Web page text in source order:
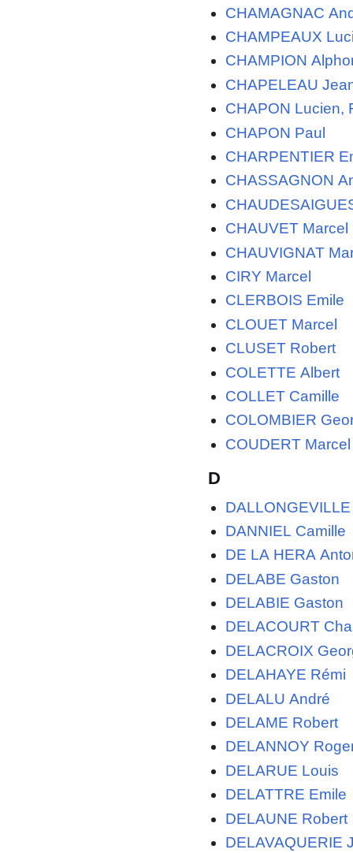
CHAMAGNAC
CHAMPEAUX
CHAMPION
CHAPELEAU
CHAPON Lucien,
CHAPON Paul
CHARPENTIER
CHASSAGNON
CHAUVET Marcel
CHAUVIGNAT
CIRY Marcel
CLERBOIS Emile
CLOUET Marcel
CLUSET Robert
COLETTE Albert
COLLET Camille
COLOMBIER
COUDERT Marcel
D
DANNIEL Camille
DE LA HERA
DELABE Gaston
DELABIE Gaston
DELACOURT
DELACROIX
DELAHAYE Rémi
DELALU André
DELAME Robert
DELANNOY
DELARUE Louis
DELATTRE Emile
DELAUNE Robert
DELAVAQUERIE